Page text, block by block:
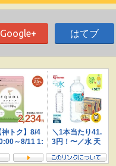
Google+ はてブ